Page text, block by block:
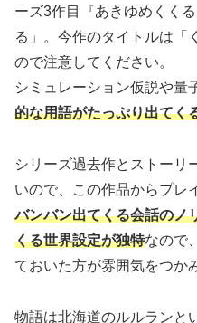
ーズ3作目『あきゆめくく
る」。今作のタイトルは「
ので注意してください。
シミュレーション仮説や量
的な用語がたっぷり出てく
シリーズ過去作とストーリ
いので、この作品からプレ
バンバン出てくる会話のノ
くる世界設定が独特なので
ておいた方が雰囲気をつか
物語は北海道のルルランと